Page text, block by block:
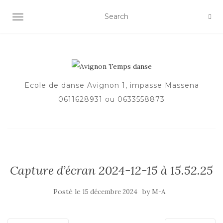
AFFICHER/MASQUER LA NAVIGATION
Ecole de danse Avignon 1, impasse Massena
0611628931 ou 0633558873
Capture d’écran 2024-12-15 à 15.52.25
Posté le 15 décembre 2024 by M-A